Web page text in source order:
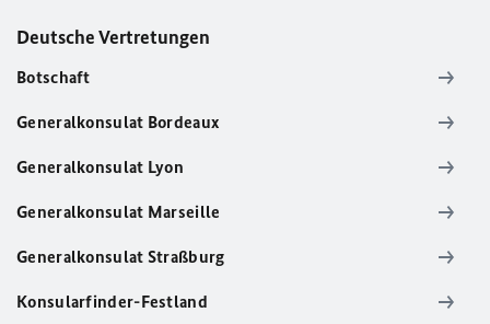
Deutsche Vertretungen
Botschaft
Generalkonsulat Bordeaux
Generalkonsulat Lyon
Generalkonsulat Marseille
Generalkonsulat Straßburg
Konsularfinder-Festland